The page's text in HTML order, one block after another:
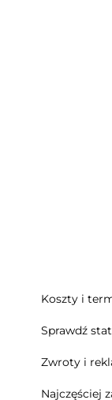
Koszty i
Sprawdź
Zwroty i
Najczęściej